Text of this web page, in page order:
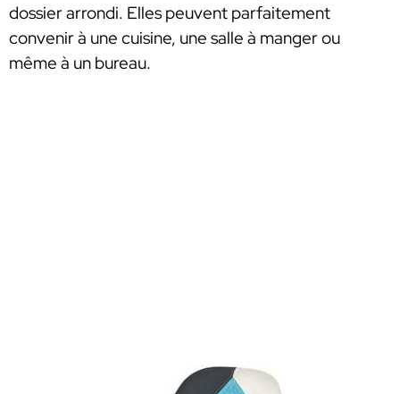
dossier arrondi. Elles peuvent parfaitement
convenir à une cuisine, une salle à manger ou
même à un bureau.